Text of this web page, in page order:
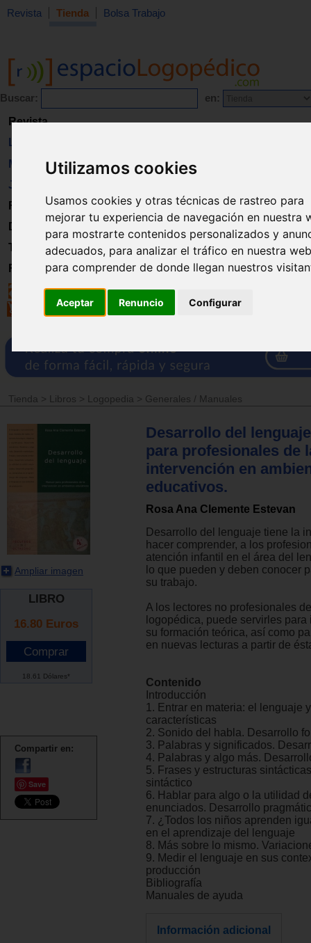
Utilizamos cookies
Usamos cookies y otras técnicas de rastreo para
mejorar tu experiencia de navegación en nuestra
para mostrarte contenidos personalizados y
adecuados, para analizar el tráfico en nuestra
para comprender de donde llegan nuestros
Aceptar Renuncio Configurar
Revista Tienda Bolsa Trabajo
Buscar: en:
Revista
Libros
Material
Juguetes
Formación
Directorio
Trabajo
Registro
Tienda > Libros > Logopedia > Generales / Manuales
Ampliar imagen
LIBRO
16.80 Euros
18.61 Dólares*
Compartir en:
Save
Desarrollo del
para profesionales de
intervención en
educativos.
Rosa Ana Clemente Estevan
Desarrollo del lenguaje tiene la
hacer comprender, a los
atención infantil en el área del
lo que pueden y deben conocer
su trabajo.
A los lectores no profesionales
logopédica, puede servirles
su formación teórica, así como
en nuevas lecturas a partir de
Contenido
Introducción
1. Entrar en materia: el lenguaje
características
2. Sonido del habla. Desarrollo
3. Palabras y significados.
4. Palabras y algo más.
5. Frases y estructuras
sintáctico
6. Hablar para algo o la utilidad
enunciados. Desarrollo
7. ¿Todos los niños aprenden
en el aprendizaje del lenguaje
8. Más sobre lo mismo.
9. Medir el lenguaje en sus
producción
Bibliografía
Manuales de ayuda
Información adicional